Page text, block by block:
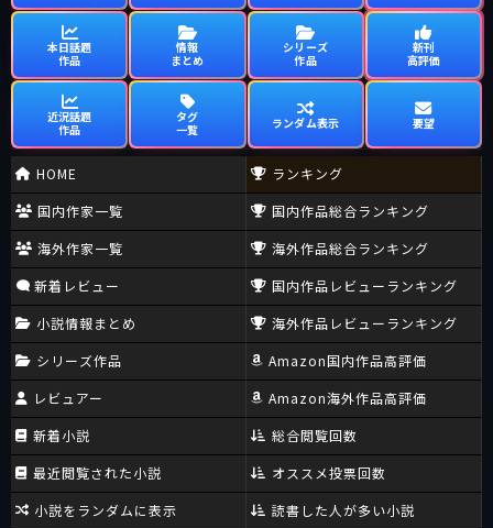
本日話題
作品
情報
まとめ
シリーズ
作品
新刊
高評価
近況話題
作品
タグ
一覧
ランダム表示 要望
HOME
国内作家一覧
海外作家一覧
新着レビュー
小説情報まとめ
シリーズ作品
レビュアー
新着小説
最近閲覧された小説
小説をランダムに表示
ランキング
国内作品総合ランキング
海外作品総合ランキング
国内作品レビューランキング
海外作品レビューランキング
Amazon国内作品高評価
Amazon海外作品高評価
総合閲覧回数
オススメ投票回数
読書した人が多い小説